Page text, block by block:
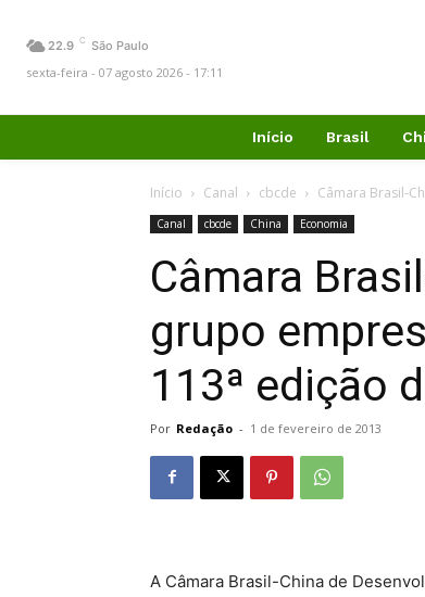
22.9 C São Paulo
sexta-feira - 07 agosto 2026 - 17:11
Início Brasil
Início Canal cbcde Câmara Brasil-
Canal cbcde China Economia
Câmara
grupo
113ª edição
Por Redação - 1 de fevereiro de 2013
A Câmara Brasil-China de